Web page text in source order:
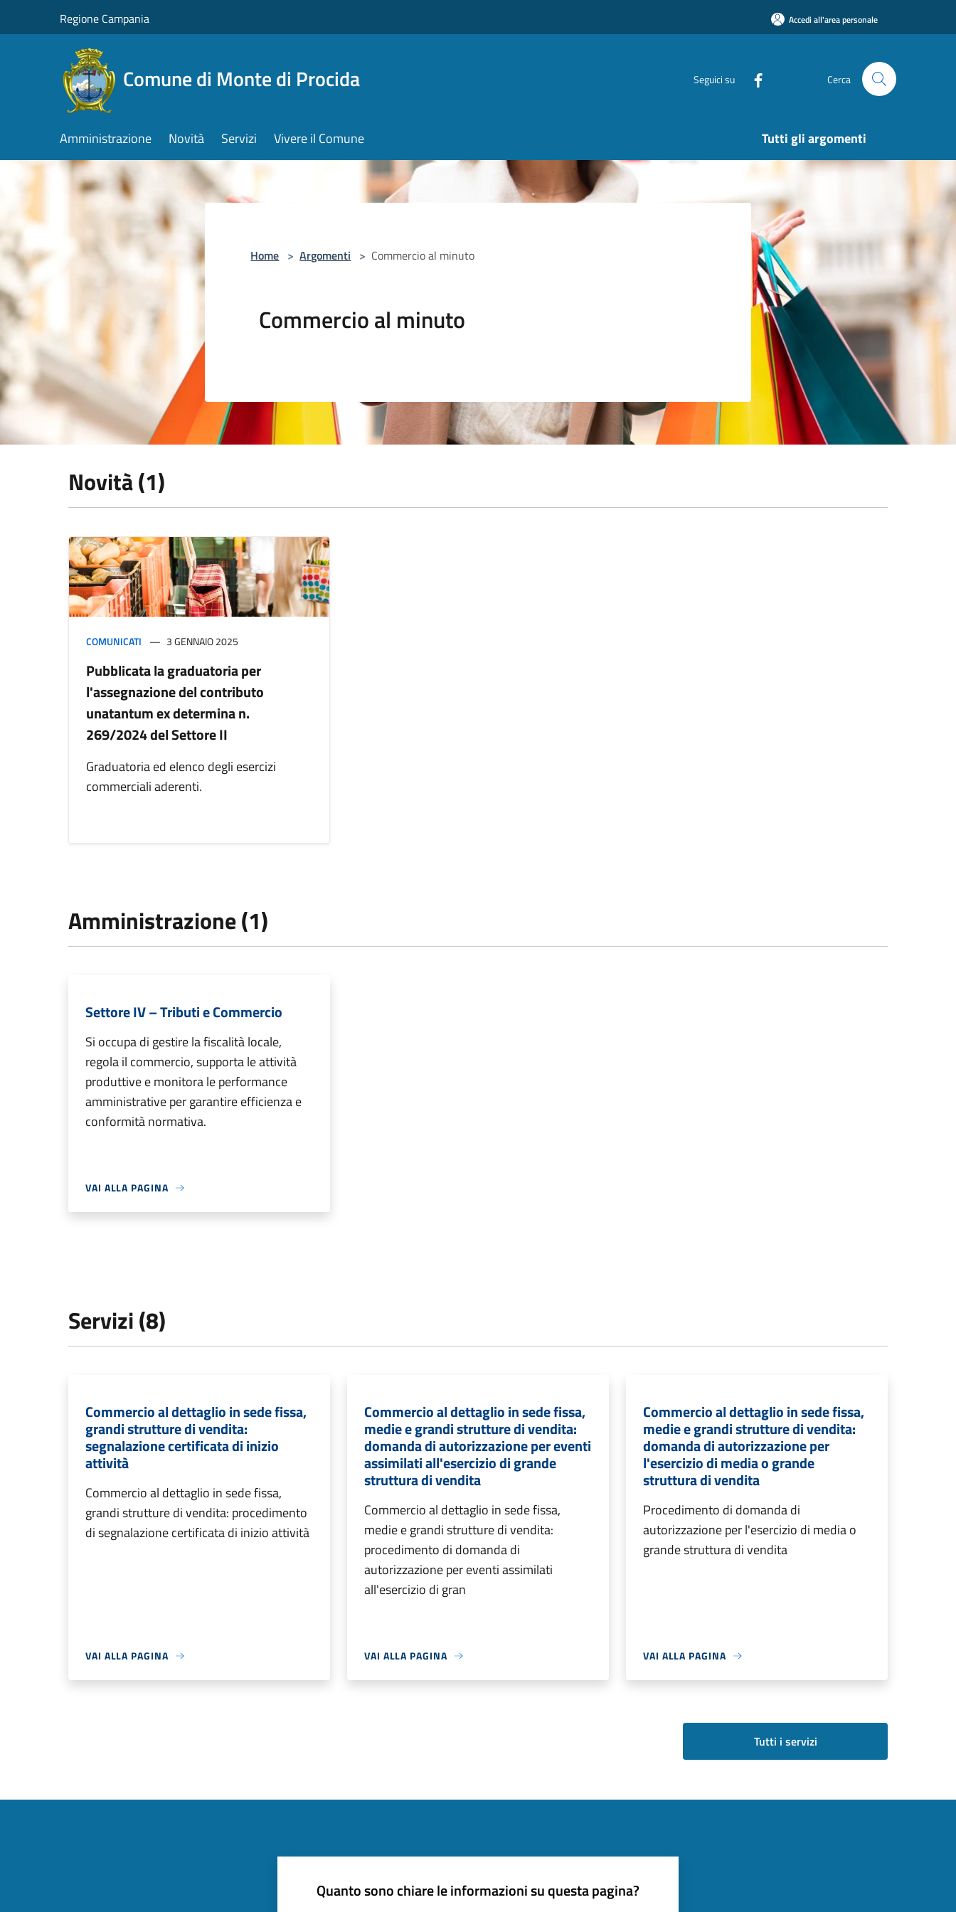
Regione Campania Accedi all'area personale
Comune di Monte di Procida Seguici su Cerca
Amministrazione Novità Servizi Vivere il Comune Tutti gli argomenti
Home > Argomenti > Commercio al minuto
Commercio al minuto
Novità (1)
COMUNICATI 3 GENNAIO 2025
Pubblicata la graduatoria per
l'assegnazione del contributo
unatantum ex determina n.
269/2024 del Settore II
Graduatoria ed elenco degli esercizi
commerciali aderenti.
Amministrazione (1)
Settore IV – Tributi e Commercio
Si occupa di gestire la fiscalità locale,
regola il commercio, supporta le attività
produttive e monitora le performance
amministrative per garantire efficienza e
conformità normativa.
VAI ALLA PAGINA
Servizi (8)
Commercio al dettaglio in sede fissa,
grandi strutture di vendita:
segnalazione certificata di inizio
attività
Commercio al dettaglio in sede fissa,
grandi strutture di vendita: procedimento
di segnalazione certificata di inizio attività
VAI ALLA PAGINA
Commercio al dettaglio in sede fissa,
medie e grandi strutture di vendita:
domanda di autorizzazione per eventi
assimilati all'esercizio di grande
struttura di vendita
Commercio al dettaglio in sede fissa,
medie e grandi strutture di vendita:
procedimento di domanda di
autorizzazione per eventi assimilati
all'esercizio di gran
VAI ALLA PAGINA
Commercio al dettaglio in sede fissa,
medie e grandi strutture di vendita:
domanda di autorizzazione per
l'esercizio di media o grande
struttura di vendita
Procedimento di domanda di
autorizzazione per l'esercizio di media o
grande struttura di vendita
VAI ALLA PAGINA
Tutti i servizi
Quanto sono chiare le informazioni su questa pagina?